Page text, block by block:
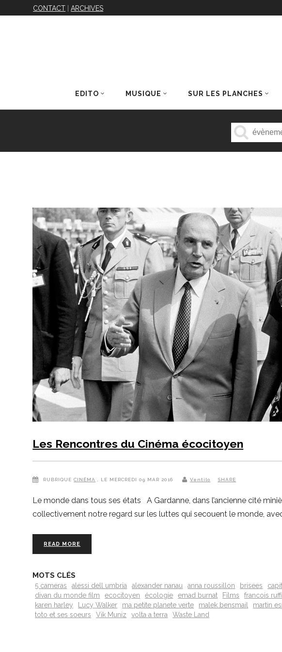
CONTACT |ARCHIVES
EDITO MUSIQUE SUR LES PLANCHES
Les Rencontres du Cinéma écocitoyen
RUBRIQUE CINÉMA , LE MERCREDI 09 MAR 2016 Ventilo SHARE
Le monde dans tous ses états A Gardanne, dans l’ancienne cité
collectivement notre regard sur les luttes qui secouent le monde,
READ MORE
MOTS CLÉS
5 cameras alessi dell umbria alexander nanau anna roussillon brisees
divan du monde film
ecocitoyen écologie emad burnat Films francois
karen harley
Lucy Walker ma petite planete verte malek bensmail martin
toto et ses soeurs
Vik Muniz volta a terra Waste Land